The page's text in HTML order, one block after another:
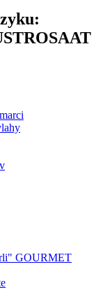
GOURMET